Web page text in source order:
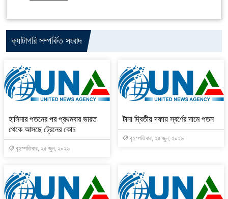
ক্যাটাগরি সম্পর্কিত সংবাদ
হাসিনার পতনের পর প্রথমবার ভারত
থেকে আসছে ট্রেনের কোচ
বৃহস্পতিবার, ২৫ জুন, ২০২৬
টানা দ্বিতীয় দফায় স্বর্ণের দামে পতন
বৃহস্পতিবার, ২৫ জুন, ২০২৬